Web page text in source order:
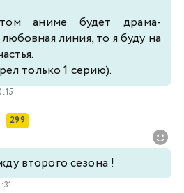
аниме будет драма-
линия, то я буду на
только 1 серию).
299
второго сезона !